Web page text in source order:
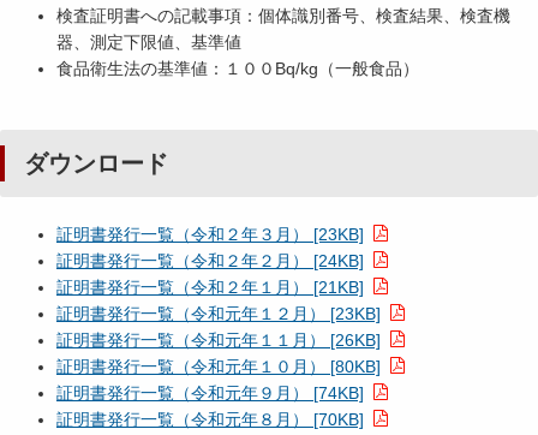
検査証明書への記載事項：個体識別番号、検査結果、検査機
器、測定下限値、基準値
食品衛生法の基準値：１００Bq/kg（一般食品）
ダウンロード
証明書発行一覧（令和２年３月） [23KB]
証明書発行一覧（令和２年２月） [24KB]
証明書発行一覧（令和２年１月） [21KB]
証明書発行一覧（令和元年１２月） [23KB]
証明書発行一覧（令和元年１１月） [26KB]
証明書発行一覧（令和元年１０月） [80KB]
証明書発行一覧（令和元年９月） [74KB]
証明書発行一覧（令和元年８月） [70KB]